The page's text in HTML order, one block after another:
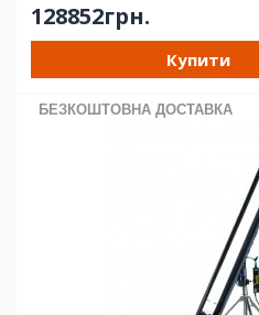
128852грн.
Купити
БЕЗКОШТОВНА ДОСТАВКА